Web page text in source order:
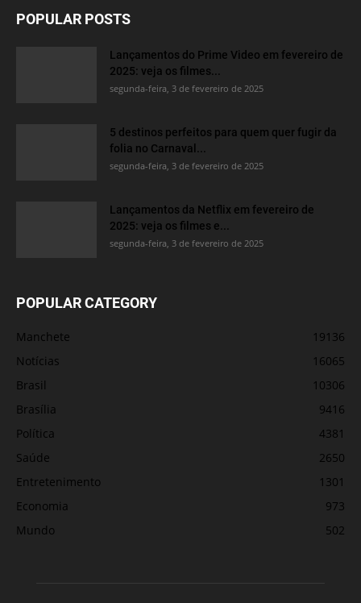
POPULAR POSTS
Lançamentos do Prime Video em fevereiro de
2025: veja os filmes...
segunda-feira, 3 de fevereiro de 2025
5 destinos perfeitos para quem quer fugir da
folia no Carnaval...
segunda-feira, 3 de fevereiro de 2025
Lançamentos da Netflix em fevereiro de
2025: veja os filmes e...
segunda-feira, 3 de fevereiro de 2025
POPULAR CATEGORY
Manchete
19136
Notícias
16065
Brasil
10306
Brasília
9416
Política
4381
Saúde
2650
Entretenimento
1301
Economia
973
Mundo
502